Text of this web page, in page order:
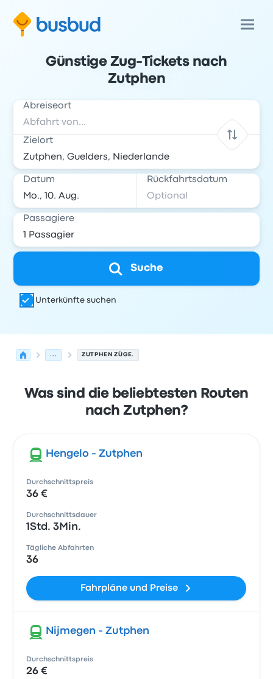
Günstige Zug-Tickets nach
Zutphen
Abreiseort
Zielort
Datum Rückfahrtsdatum
Passagiere
Suche
Unterkünfte suchen
... ZUTPHEN ZÜGE.
Was sind die beliebtesten Routen
nach Zutphen?
Hengelo - Zutphen
Durchschnittspreis
36 €
Durchschnittsdauer
1Std. 3Min.
Tägliche Abfahrten
36
Fahrpläne und Preise
Nijmegen - Zutphen
Durchschnittspreis
26 €